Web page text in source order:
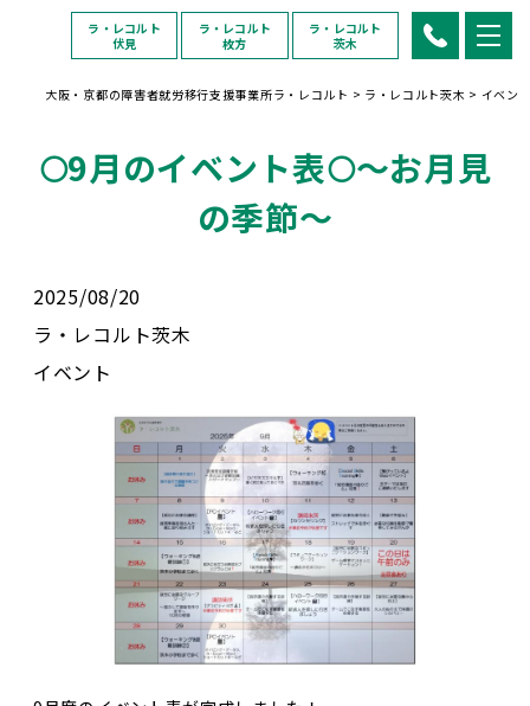
ラ・レコルト
伏見
ラ・レコルト
枚方
ラ・レコルト
茨木
大阪・京都の障害者就労移行支援事業所ラ・レコルト > ラ・レコルト茨木 > イベン
🌕9月のイベント表🌕～お月見
の季節～
2025/08/20
ラ・レコルト茨木
イベント